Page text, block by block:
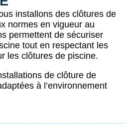
installons des clôtures de
normes en vigueur au
permettent de sécuriser
tout en respectant les
les clôtures de piscine.
de clôture de
à l’environnement